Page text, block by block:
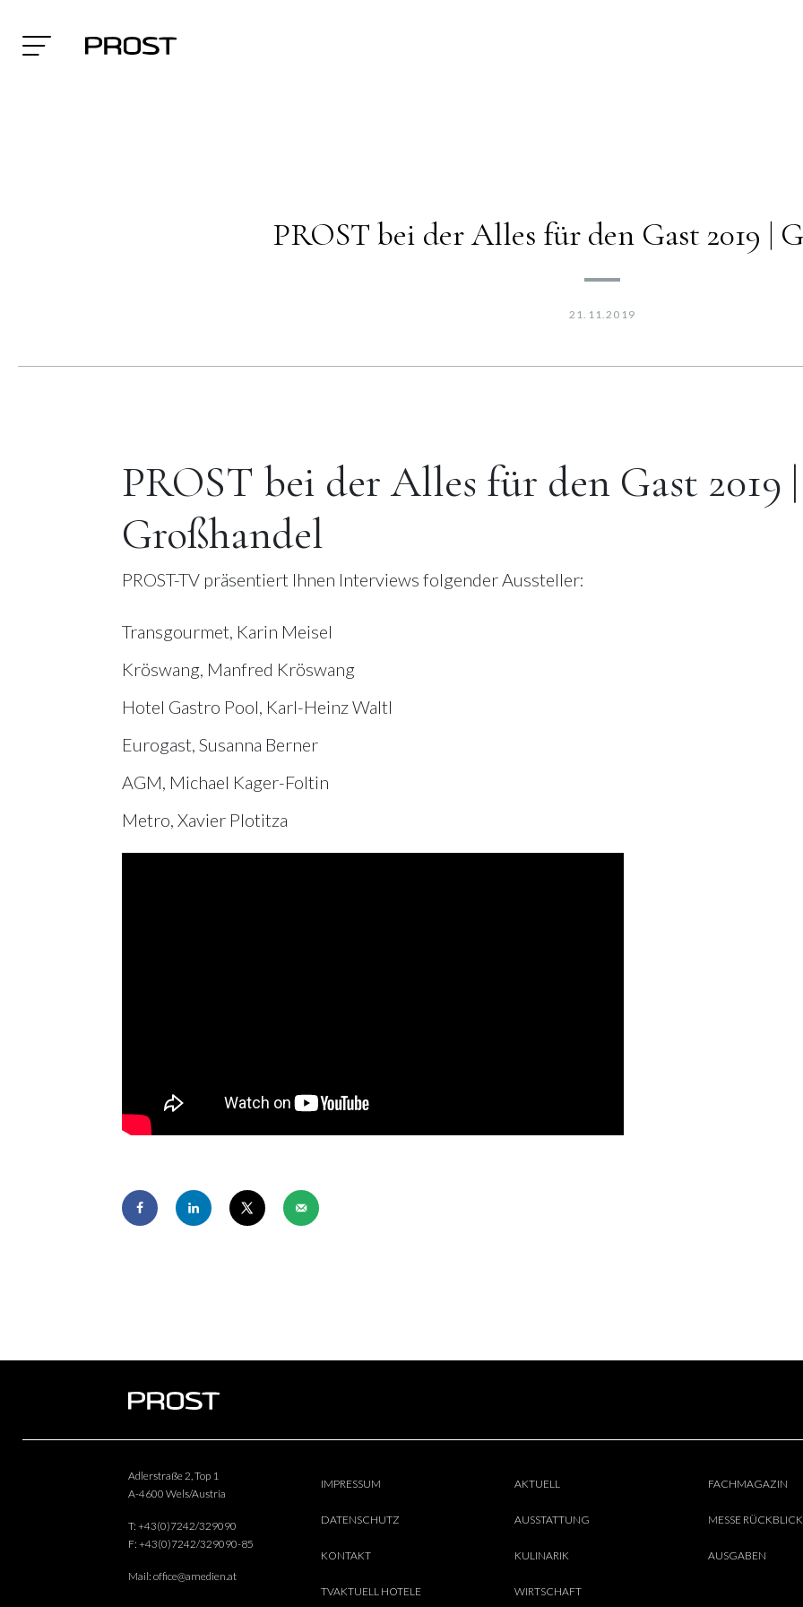
PROST bei der Alles für den Gast 2019 |
21.11.2019
PROST bei der Alles für den Gast 2019 |
Großhandel
PROST-TV präsentiert Ihnen Interviews folgender Aussteller:
Transgourmet, Karin Meisel
Kröswang, Manfred Kröswang
Hotel Gastro Pool, Karl-Heinz Waltl
Eurogast, Susanna Berner
AGM, Michael Kager-Foltin
Metro, Xavier Plotitza
Adlerstraße 2, Top 1
A-4600 Wels/Austria
T: +43(0)7242/329090
F: +43(0)7242/329090-85
Mail: office@amedien.at
IMPRESSUM
DATENSCHUTZ
KONTAKT
TVAKTUELL HOTELE
AKTUELL
AUSSTATTUNG
KULINARIK
WIRTSCHAFT
FACHMAGAZIN
MESSE RÜCKBLICK
AUSGABEN